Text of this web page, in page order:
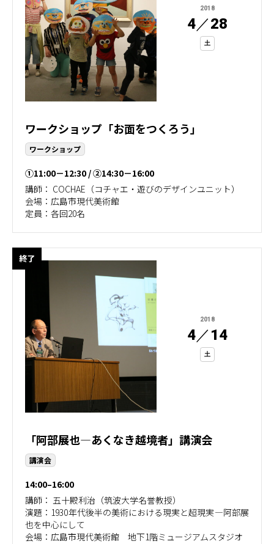
2018
4／28
土
ワークショップ「お面をつくろう」
ワークショップ
①11:00－12:30 ②14:30－16:00
講師： COCHAE（コチャエ・遊びのデザインユニット）
会場：広島市現代美術館
定員：各回20名
終了
2018
4／14
土
「阿部展也―あくなき越境者」講演会
講演会
14:00–16:00
講師： 五十殿利治（筑波大学名誉教授）
演題：1930年代後半の美術における現実と超現実―阿部展
也を中心にして
会場：広島市現代美術館 地下1階ミュージアムスタジオ